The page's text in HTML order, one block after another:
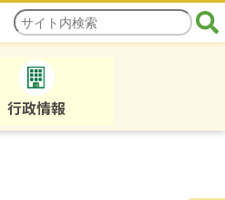
行政情報